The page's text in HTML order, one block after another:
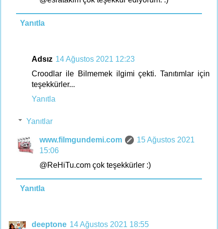
Yanıtla
Adsız 14 Ağustos 2021 12:23
Croodlar ile Bilmemek ilgimi çekti. Tanıtımlar için
teşekkürler...
Yanıtla
Yanıtlar
www.filmgundemi.com
15 Ağustos 2021
15:06
@ReHiTu.com çok teşekkürler :)
Yanıtla
deeptone 14 Ağustos 2021 18:55